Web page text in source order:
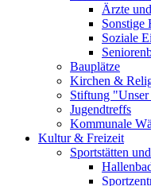
Ärzte
Sonstige
Soziale
Bauplätze
Kirchen &
Stiftung
Jugendtreffs
Kommunale
Kultur & Freizeit
Sportstätten